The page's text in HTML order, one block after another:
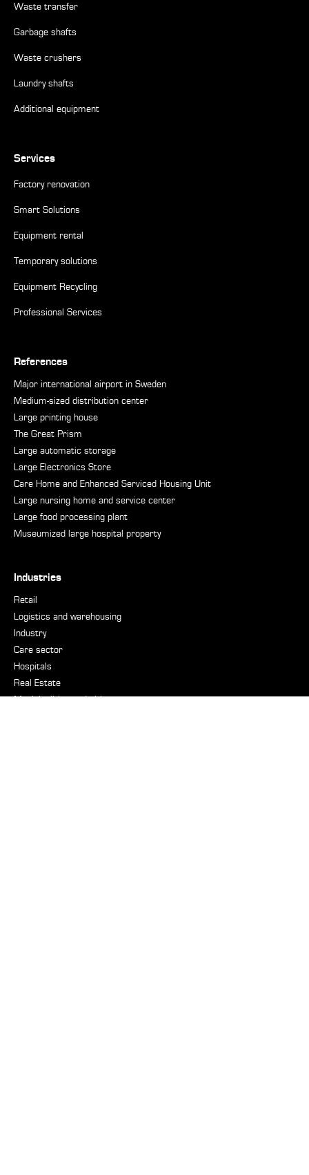
Waste transfer
Garbage shafts
Waste crushers
Laundry shafts
Additional equipment
Services
Factory renovation
Smart Solutions
Equipment rental
Temporary solutions
Equipment Recycling
Professional Services
References
Major international airport in Sweden
Medium-sized distribution center
Large printing house
The Great Prism
Large automatic storage
Large Electronics Store
Care Home and Enhanced Serviced Housing Unit
Large nursing home and service center
Large food processing plant
Museumized large hospital property
Industries
Retail
Logistics and warehousing
Industry
Care sector
Hospitals
Real Estate
Municipalities and cities